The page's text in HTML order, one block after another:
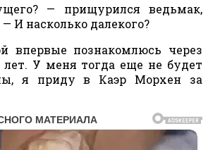
— прищурился ведьмак,
И насколько далекого?
впервые познакомлюсь через
лет. У меня тогда еще не будет
я приду в Каэр Морхен за